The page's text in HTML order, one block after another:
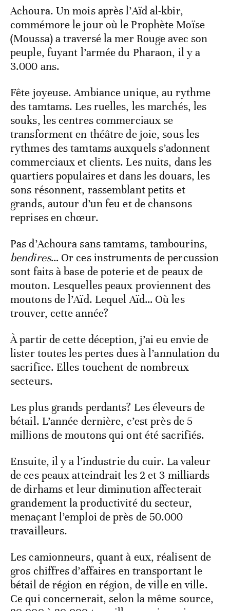
Achoura. Un mois après l’Aïd al-kbir,
commémore le jour où le Prophète Moïse
(Moussa) a traversé la mer Rouge avec son
peuple, fuyant l’armée du Pharaon, il y a
3.000 ans.
Fête joyeuse. Ambiance unique, au rythme
des tamtams. Les ruelles, les marchés, les
souks, les centres commerciaux se
transforment en théâtre de joie, sous les
rythmes des tamtams auxquels s’adonnent
commerciaux et clients. Les nuits, dans les
quartiers populaires et dans les douars, les
sons résonnent, rassemblant petits et
grands, autour d’un feu et de chansons
reprises en chœur.
Pas d’Achoura sans tamtams, tambourins,
bendires… Or ces instruments de percussion
sont faits à base de poterie et de peaux de
mouton. Lesquelles peaux proviennent des
moutons de l’Aïd. Lequel Aïd… Où les
trouver, cette année?
À partir de cette déception, j’ai eu envie de
lister toutes les pertes dues à l’annulation du
sacrifice. Elles touchent de nombreux
secteurs.
Les plus grands perdants? Les éleveurs de
bétail. L’année dernière, c’est près de 5
millions de moutons qui ont été sacrifiés.
Ensuite, il y a l’industrie du cuir. La valeur
de ces peaux atteindrait les 2 et 3 milliards
de dirhams et leur diminution affecterait
grandement la productivité du secteur,
menaçant l’emploi de près de 50.000
travailleurs.
Les camionneurs, quant à eux, réalisent de
gros chiffres d’affaires en transportant le
bétail de région en région, de ville en ville.
Ce qui concernerait, selon la même source,